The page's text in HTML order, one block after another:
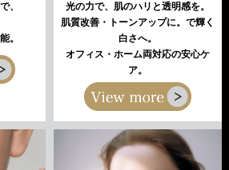
、
。
光の力で、肌のハリと透明感を。
肌質改善・トーンアップに。で輝く
白さへ。
オフィス・ホーム両対応の安心ケ
ア。